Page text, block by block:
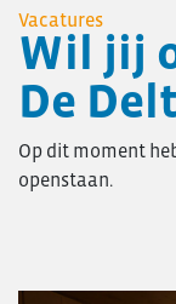
Over De
Vacatures
Wil jij
De
Op dit moment
openstaan.